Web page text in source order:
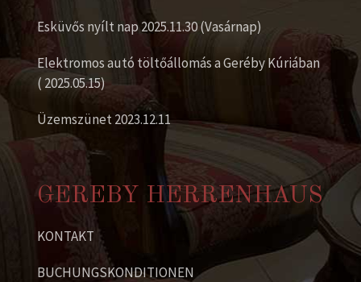
Esküvős nyílt nap 2025.11.30 (Vasárnap)
Elektromos autó töltőállomás a Geréby Kúriában
( 2025.05.15)
Üzemszünet 2023.12.11
GEREBY HERRENHAUS
KONTAKT
BUCHUNGSKONDITIONEN